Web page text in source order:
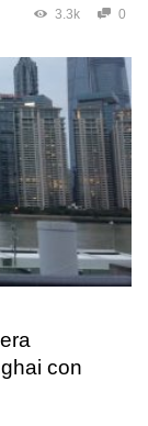
3.3k 0
con